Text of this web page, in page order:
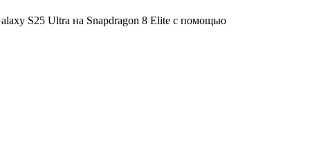
S25 Ultra на Snapdragon 8 Elite с помощью